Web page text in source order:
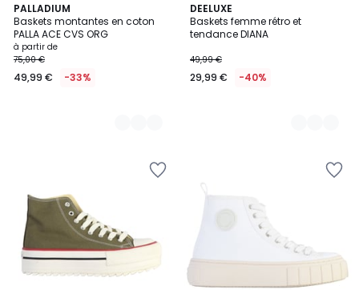
PALLADIUM
Baskets montantes en coton
PALLA ACE CVS ORG
à partir de
75,00 €
49,99 € -33%
4
Couleurs
DEELUXE
Baskets femme rétro et
tendance DIANA
49,99 €
29,99 € -40%
2
Couleurs